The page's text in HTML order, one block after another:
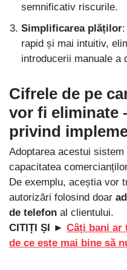
semnificativ riscurile.
Simplificarea plăților
rapid și mai intuitiv,
introducerii manuale a
Cifrele de pe
vor fi eliminate
privind
Adoptarea acestui
capacitatea
De exemplu, aceștia vor
autorizări folosind doar
de telefon al clientului.
CITIȚI ȘI ► Câți bani ar
de ce este mai bine să